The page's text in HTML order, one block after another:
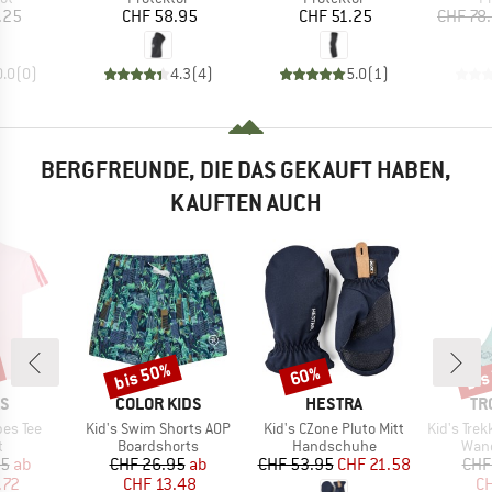
(0)
Preis
CHF 58.95
4.3(4)
Preis
CHF 51.25
5.0( 1)
CHF
BERGFREUNDE, DIE DAS GEKAUFT HABEN,
KAUFTEN AUCH
Tee
Preis
ab
MARKE
COLOR KIDS
Artikel
Kid's Swim Shorts AOP
Produktgruppe
Boardshorts
Preis
CHF 26.95reduzierter Preis
ab
CHF 13.48
Rabatt
bis 50%
MARKE
HESTRA
Artikel
Kid's CZone Pluto Mitt
Produktgruppe
Handschuhe
Preis
CHF 53.95reduzierter Preis
CHF 21.58
Rabatt
60%
Artikel
Kid's Trekking